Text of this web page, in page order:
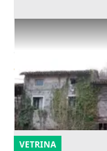
Asta Terreni
Montorso
31.000 €
18/09/2026
VETRINA